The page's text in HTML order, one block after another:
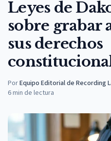
Leyes de
sobre grabar
sus derechos
PorEquipo Editorial de Recording
6min de lectura